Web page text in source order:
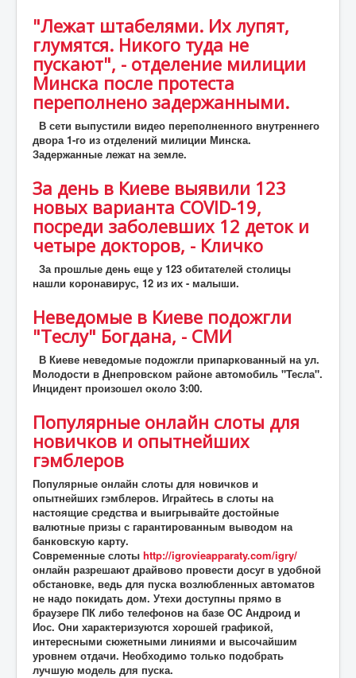
"Лежат штабелями. Их лупят,
глумятся. Никого туда не
пускают", - отделение милиции
Минска после протеста
переполнено задержанными.
В сети выпустили видео переполненного внутреннего
двора 1-го из отделений милиции Минска.
Задержанные лежат на земле.
За день в Киеве выявили 123
новых варианта COVID-19,
посреди заболевших 12 деток и
четыре докторов, - Кличко
За прошлые день еще у 123 обитателей столицы
нашли коронавирус, 12 из их - малыши.
Неведомые в Киеве подожгли
"Теслу" Богдана, - СМИ
В Киеве неведомые подожгли припаркованный на ул.
Молодости в Днепровском районе автомобиль "Тесла".
Инцидент произошел около 3:00.
Популярные онлайн слоты для
новичков и опытнейших
гэмблеров
Популярные онлайн слоты для новичков и
опытнейших гэмблеров. Играйтесь в слоты на
настоящие средства и выигрывайте достойные
валютные призы с гарантированным выводом на
банковскую карту.
Современные слоты http://igrovieapparaty.com/igry/
онлайн разрешают драйвово провести досуг в удобной
обстановке, ведь для пуска возлюбленных автоматов
не надо покидать дом. Утехи доступны прямо в
браузере ПК либо телефонов на базе ОС Андроид и
Иос. Они характеризуются хорошей графикой,
интересными сюжетными линиями и высочайшим
уровнем отдачи. Необходимо только подобрать
лучшую модель для пуска.